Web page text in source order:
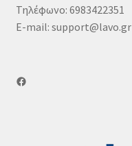
Τηλέφωνο: 6983422351
E-mail: support@lavo.gr
Facebook